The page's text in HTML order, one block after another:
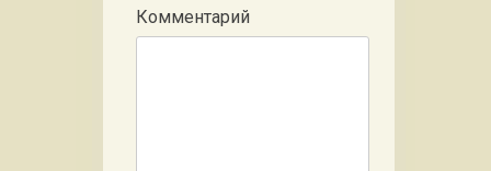
Комментарий